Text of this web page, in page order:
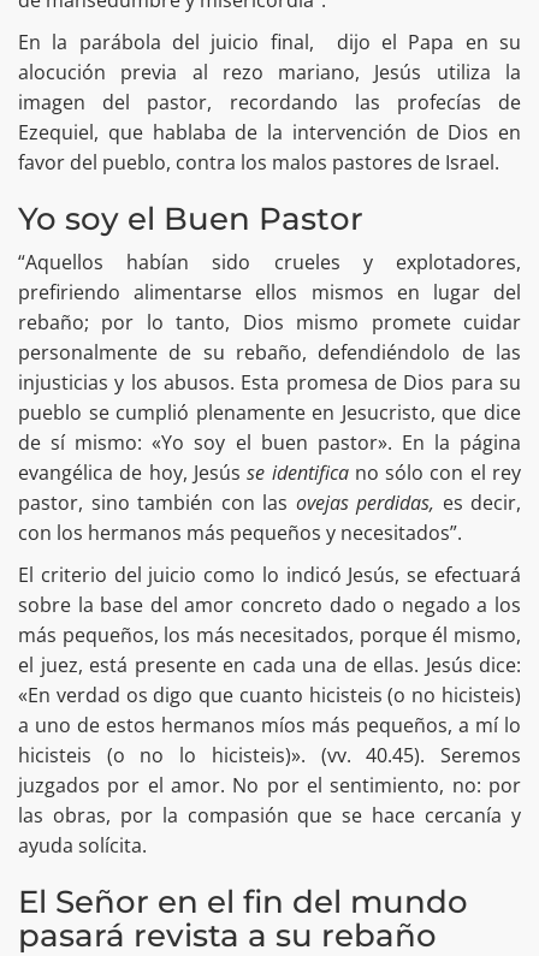
En la parábola del juicio final, dijo el Papa en su
alocución previa al rezo mariano, Jesús utiliza la
imagen del pastor, recordando las profecías de
Ezequiel, que hablaba de la intervención de Dios en
favor del pueblo, contra los malos pastores de Israel.
Yo soy el Buen Pastor
“Aquellos habían sido crueles y explotadores,
prefiriendo alimentarse ellos mismos en lugar del
rebaño; por lo tanto, Dios mismo promete cuidar
personalmente de su rebaño, defendiéndolo de las
injusticias y los abusos. Esta promesa de Dios para su
pueblo se cumplió plenamente en Jesucristo, que dice
de sí mismo: «Yo soy el buen pastor». En la página
evangélica de hoy, Jesússe identificano sólo con el rey
pastor, sino también con las ovejas perdidas, es decir,
con los hermanos más pequeños y necesitados”.
El criterio del juicio como lo indicó Jesús, se efectuará
sobre la base del amor concreto dado o negado a los
más pequeños, los más necesitados, porque él mismo,
el juez, está presente en cada una de ellas. Jesús dice:
«En verdad os digo que cuanto hicisteis (o no hicisteis)
a uno de estos hermanos míos más pequeños, a mí lo
hicisteis (o no lo hicisteis)». (vv. 40.45). Seremos
juzgados por el amor. No por el sentimiento, no: por
las obras, por la compasión que se hace cercanía y
ayuda solícita.
El Señor en el fin del mundo
pasará revista a su rebaño